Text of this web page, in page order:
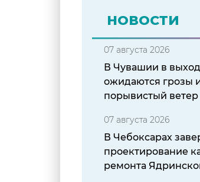
НОВОСТИ
07 августа 2026
В Чувашии в
ожидаются грозы
порывистый ветер
07 августа 2026
В Чебоксарах
проектирование
ремонта